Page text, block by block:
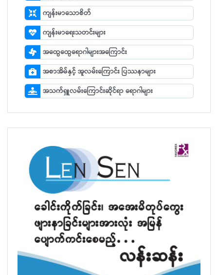
ကျန်းမာသောစိတ်
ကျန်းမာရေးသတင်းများ
အထွေထွေရောဂါများအကြောင်း
အစာအိမ်နှင့် အူလမ်းကြောင်း ပြဿနာများ
အသက်ရှူလမ်းကြောင်းဆိုင်ရာ ရောဂါများ